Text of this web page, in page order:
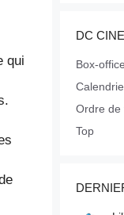
qui
DC
Box-office
Ordre de
Top